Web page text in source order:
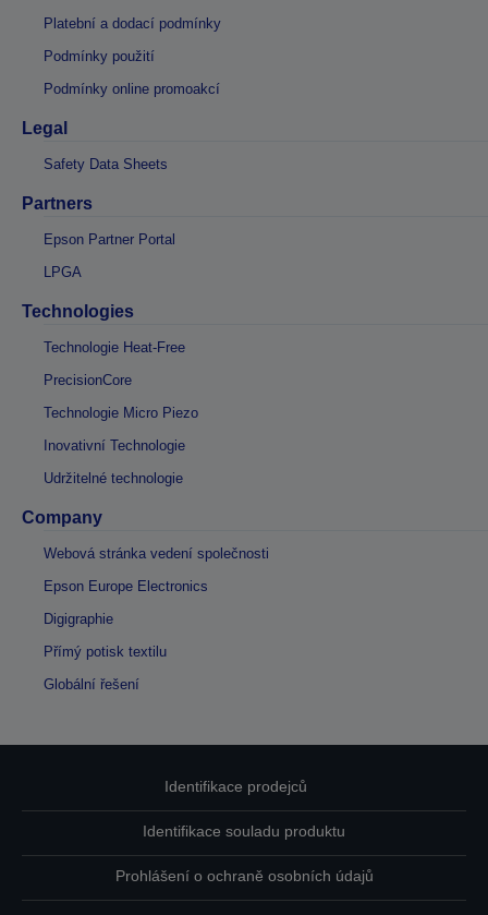
Platební a dodací podmínky
Podmínky použití
Podmínky online promoakcí
Legal
Safety Data Sheets
Partners
Epson Partner Portal
LPGA
Technologies
Technologie Heat-Free
PrecisionCore
Technologie Micro Piezo
Inovativní Technologie
Udržitelné technologie
Company
Webová stránka vedení společnosti
Epson Europe Electronics
Digigraphie
Přímý potisk textilu
Globální řešení
Identifikace prodejců
Identifikace souladu produktu
Prohlášení o ochraně osobních údajů